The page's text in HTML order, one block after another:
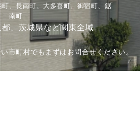
、長南町、大多喜町、御宿町、鋸
南町
、茨城県など関東全域
市町村でもまずはお問合せください。